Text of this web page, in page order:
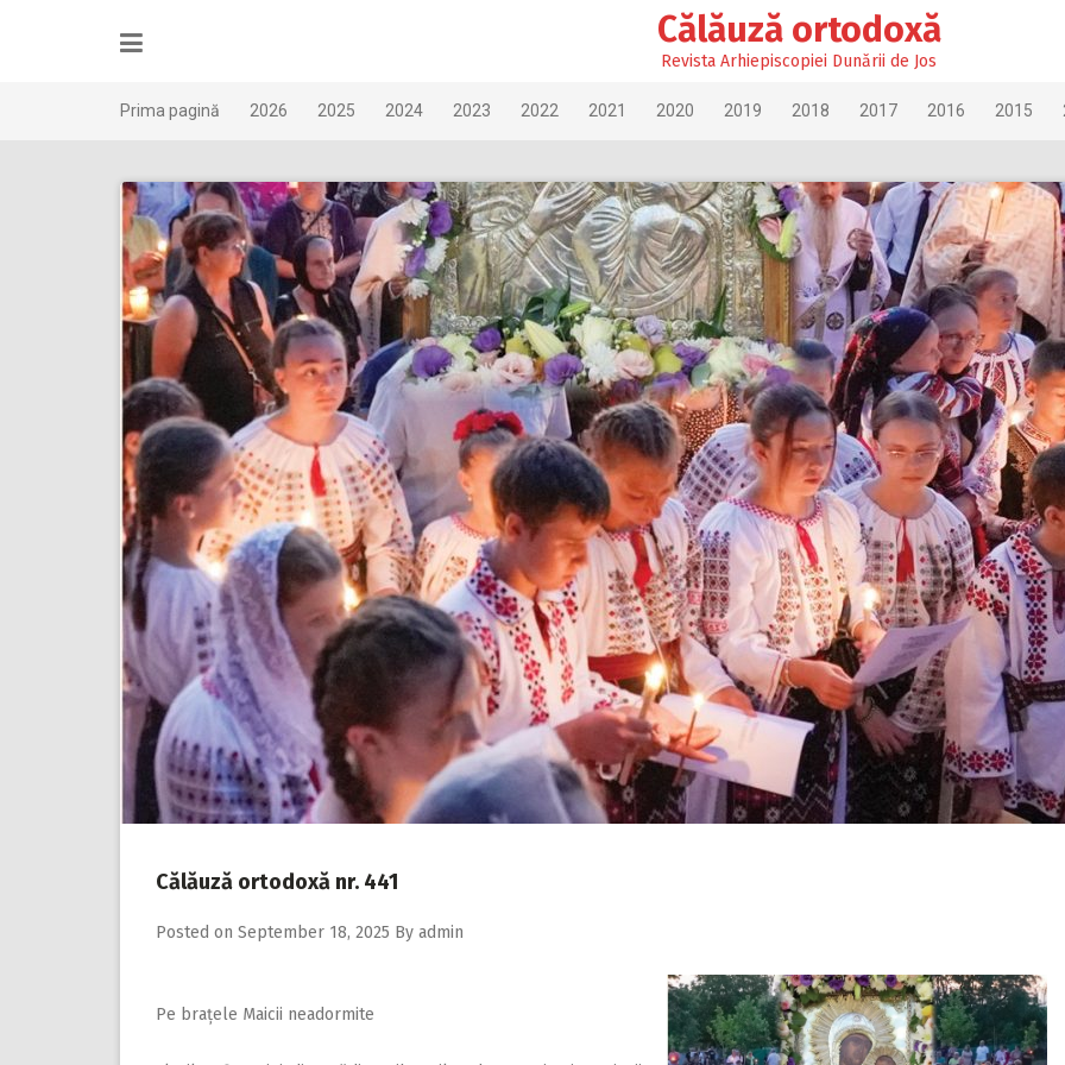
Călăuză ortodoxă
Revista Arhiepiscopiei Dunării de Jos
Prima pagină 2026 2025 2024 2023 2022 2021 2020 2019 2018 2017 2016 2015
Călăuză ortodoxă nr. 441
Posted on September 18, 2025 By admin
Pe brațele Maicii neadormite